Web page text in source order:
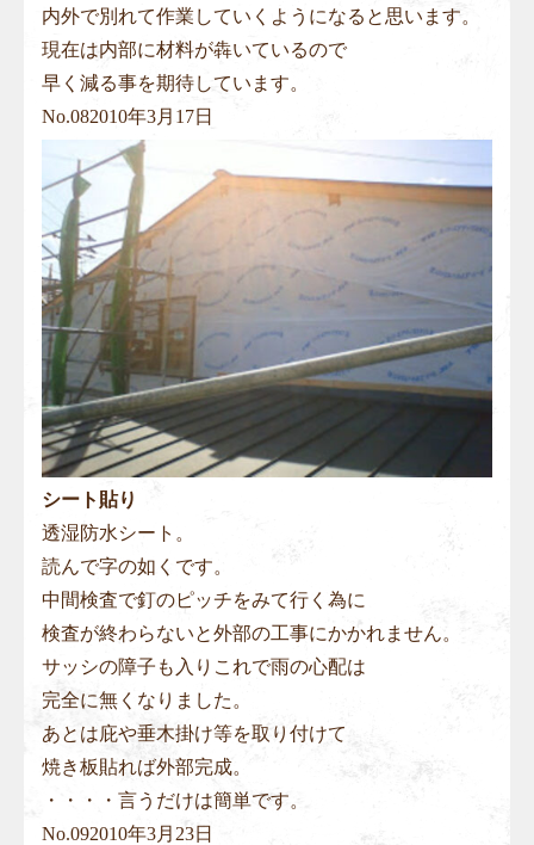
内外で別れて作業していくようになると思います。
現在は内部に材料が犇いているので
早く減る事を期待しています。
No.082010年3月17日
シート貼り
透湿防水シート。
読んで字の如くです。
中間検査で釘のピッチをみて行く為に
検査が終わらないと外部の工事にかかれません。
サッシの障子も入りこれで雨の心配は
完全に無くなりました。
あとは庇や垂木掛け等を取り付けて
焼き板貼れば外部完成。
・・・・言うだけは簡単です。
No.092010年3月23日